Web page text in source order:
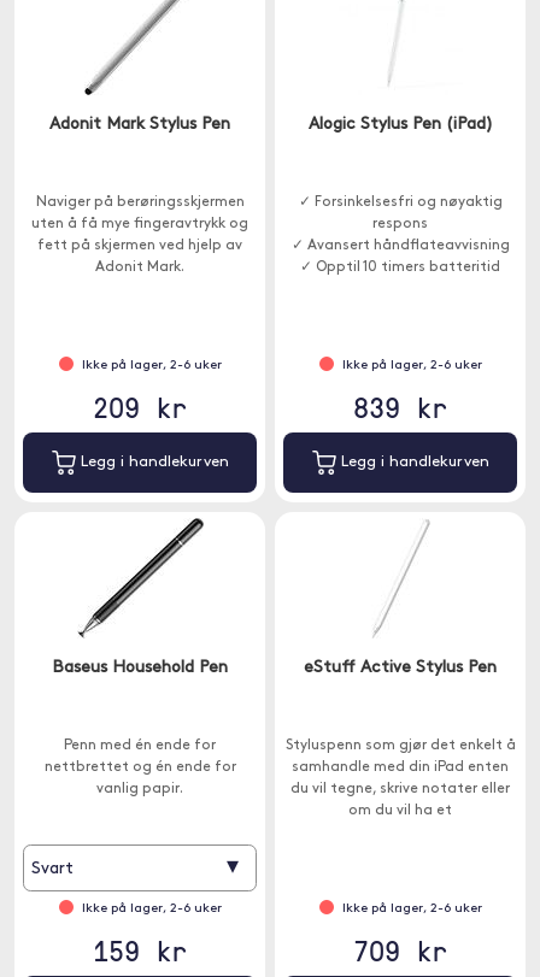
Adonit Mark Stylus Pen
Naviger på berøringsskjermen
uten å få mye fingeravtrykk og
fett på skjermen ved hjelp av
Adonit Mark.
Ikke på lager, 2-6 uker
209 kr
Legg i handlekurven
Alogic Stylus Pen (iPad)
✓ Forsinkelsesfri og nøyaktig
respons
✓ Avansert håndflateavvisning
✓ Opptil 10 timers batteritid
Ikke på lager, 2-6 uker
839 kr
Legg i handlekurven
Baseus Household Pen
Penn med én ende for
nettbrettet og én ende for
vanlig papir.
Svart ▾
Ikke på lager, 2-6 uker
159 kr
eStuff Active Stylus Pen
Styluspenn som gjør det enkelt å
samhandle med din iPad enten
du vil tegne, skrive notater eller
om du vil ha et
Ikke på lager, 2-6 uker
709 kr